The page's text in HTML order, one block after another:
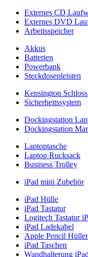
Externes CD
Externes DVD
Arbeitsspeicher
Akkus
Batterien
Powerbank
Steckdosenleisten
Kensington Schloss
Sicherheitssystem
Dockingstation
Dockingstation
Laptoptasche
Laptop Rucksack
Business Trolley
iPad mini Zubehör
iPad Hülle
iPad Tastatur
Logitech Tastatur
iPad Ladekabel
Apple Pencil
iPad Taschen
Wandhalterung iPad